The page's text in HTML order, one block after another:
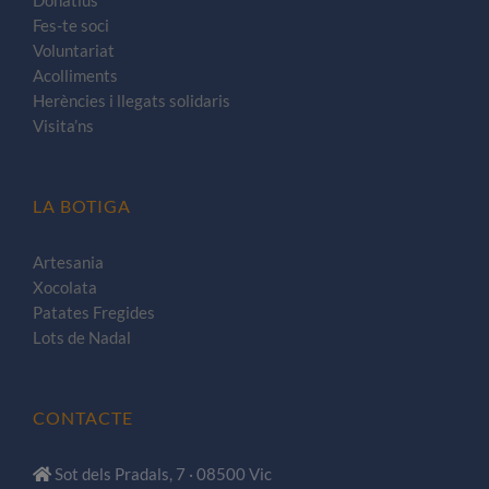
Fes-te soci
Voluntariat
Acolliments
Herències i llegats solidaris
Visita’ns
LA BOTIGA
Artesania
Xocolata
Patates Fregides
Lots de Nadal
CONTACTE
Sot dels Pradals, 7 · 08500 Vic